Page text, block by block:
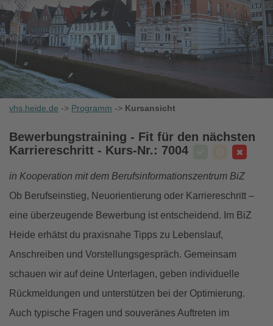
vhs.heide.de -> Programm -> Kursansicht
Bewerbungstraining - Fit für den nächsten
Karriereschritt - Kurs-Nr.: 7004
in Kooperation mit dem Berufsinformationszentrum BiZ
Ob Berufseinstieg, Neuorientierung oder Karriereschritt –
eine überzeugende Bewerbung ist entscheidend. Im BiZ
Heide erhätst du praxisnahe Tipps zu Lebenslauf,
Anschreiben und Vorstellungsgespräch. Gemeinsam
schauen wir auf deine Unterlagen, geben individuelle
Rückmeldungen und unterstützen bei der Optimierung.
Auch typische Fragen und souveränes Auftreten im